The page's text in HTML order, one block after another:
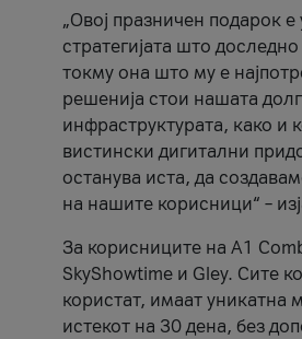
„Овој празничен подарок
стратегијата што
токму она што му е
решенија стои нашата
инфраструктурата, како и
вистински дигитални
останува иста, да
на нашите корисници“ –
За корисниците на A1
SkyShowtime и Gley. Сите
користат, имаат уникатна
истекот на 30 дена, без